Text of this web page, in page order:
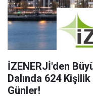
İZENERJİ'den
Dalında 624
Günler!